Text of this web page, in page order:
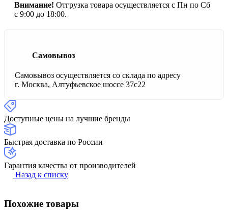
Внимание! Отгрузка товара осуществляется с Пн по Сб
с 9:00 до 18:00.
Самовывоз
Самовывоз осуществляется со склада по адресу
г. Москва, Алтуфьевское шоссе 37с22
Доступные цены на лучшие бренды
Быстрая доставка по России
Гарантия качества от производителей
Назад к списку
Похожие товары